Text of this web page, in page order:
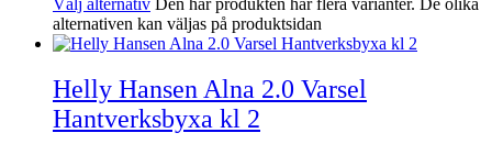
alternativen kan väljas på produktsidan
Helly Hansen Alna 2.0 Varsel
Hantverksbyxa kl 2